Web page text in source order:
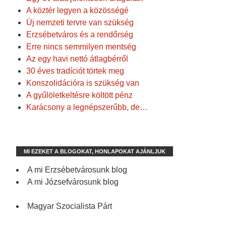
A köztér legyen a közösségé
Új nemzeti tervre van szükség
Erzsébetváros és a rendőrség
Erre nincs semmilyen mentség
Az egy havi nettó átlagbérről
30 éves tradíciót törtek meg
Konszolidációra is szükség van
A gyűlöletkeltésre költött pénz
Karácsony a legnépszerűbb, de…
MI EZEKET A BLOGOKAT, HONLAPOKAT AJÁNLJUK
A mi Erzsébetvárosunk blog
A mi Józsefvárosunk blog
Magyar Szocialista Párt